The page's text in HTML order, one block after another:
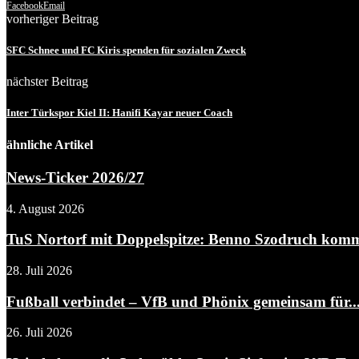
FacebookEmail
vorheriger Beitrag
SFC Schnee und FC Kiris spenden für sozialen Zweck
nächster Beitrag
Inter Türkspor Kiel II: Hanifi Kayar neuer Coach
ähnliche Artikel
News-Ticker 2026/27
4. August 2026
TuS Nortorf mit Doppelspitze: Benno Szodruch
28. Juli 2026
Fußball verbindet – VfB und Phönix gemeinsam für...
26. Juli 2026